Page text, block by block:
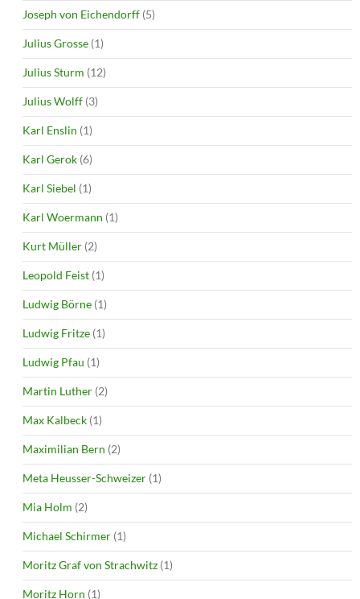
Joseph von Eichendorff (5)
Julius Grosse (1)
Julius Sturm (12)
Julius Wolff (3)
Karl Enslin (1)
Karl Gerok (6)
Karl Siebel (1)
Karl Woermann (1)
Kurt Müller (2)
Leopold Feist (1)
Ludwig Börne (1)
Ludwig Fritze (1)
Ludwig Pfau (1)
Martin Luther (2)
Max Kalbeck (1)
Maximilian Bern (2)
Meta Heusser-Schweizer (1)
Mia Holm (2)
Michael Schirmer (1)
Moritz Graf von Strachwitz (1)
Moritz Horn (1)